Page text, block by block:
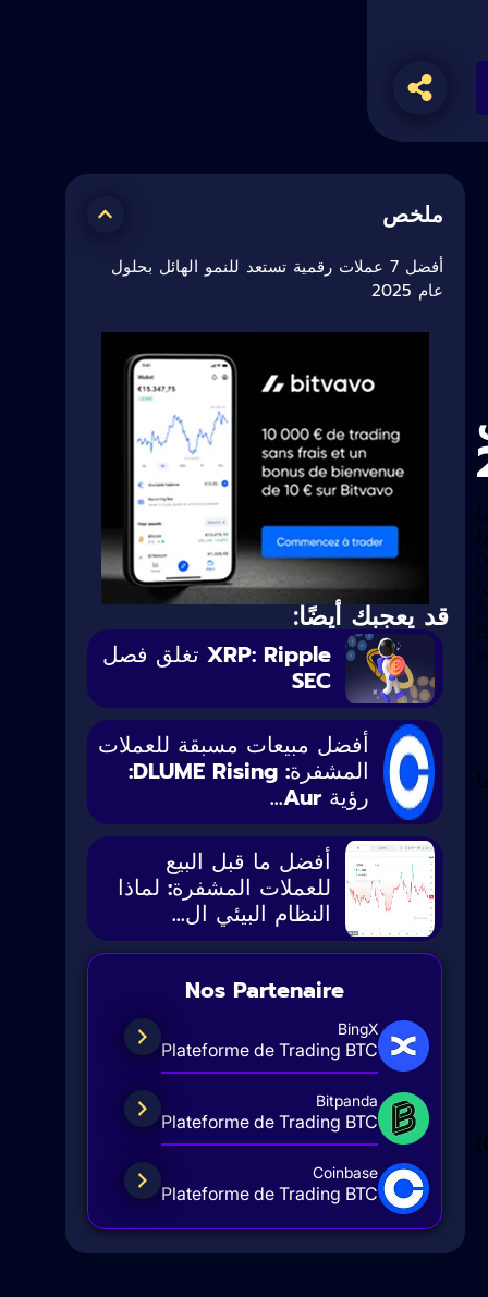
ملخص
أفضل 7 عملات رقمية تستعد للنمو الهائل بحلول
عام 2025
قد يعجبك أيضًا:
XRP: Ripple تغلق فصل
SEC
أفضل مبيعات مسبقة للعملات
المشفرة: DLUME Rising:
رؤية Aur...
أفضل ما قبل البيع
للعملات المشفرة: لماذا
النظام البيئي ال...
Nos Partenaire
BingX
Plateforme de Trading BTC
Bitpanda
Plateforme de Trading BTC
Coinbase
Plateforme de Trading BTC